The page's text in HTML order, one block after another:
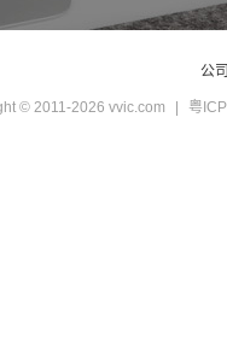
公
© 2011-2026 vvic.com 粤